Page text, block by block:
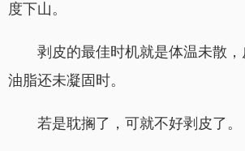
度下山。
剥皮的最佳时机就是体温未散
油脂还未凝固时。
若是耽搁了，可就不好剥皮了。